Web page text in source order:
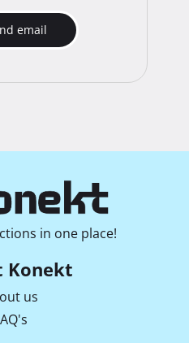
email
in one place!
Konekt
us